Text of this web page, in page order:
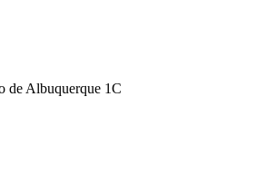
de Albuquerque 1C